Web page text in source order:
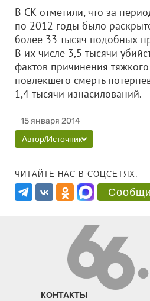
В СК отметили, что за
по 2012 годы было
более 33 тысяч подобных
В их числе 3,5 тысячи
фактов причинения
повлекшего смерть
1,4 тысячи
15 января 2014
Автор/Источник
ЧИТАЙТЕ НАС В СОЦСЕТЯХ:
КОНТАКТЫ